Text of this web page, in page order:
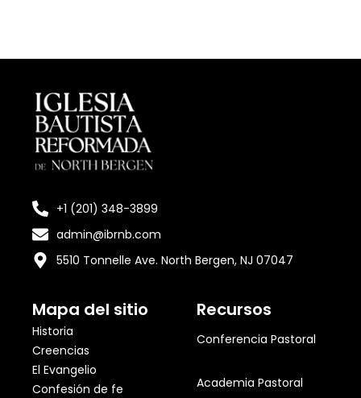
+1 (201) 348-3899
admin@ibrnb.com
5510 Tonnelle Ave. North Bergen, NJ 07047
Mapa del sitio
Historia
Creencias
El Evangelio
Confesión de fe
Recursos
Conferencia Pastoral
Academia Pastoral